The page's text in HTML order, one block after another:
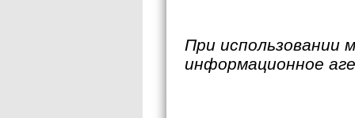
При использовании
информационное